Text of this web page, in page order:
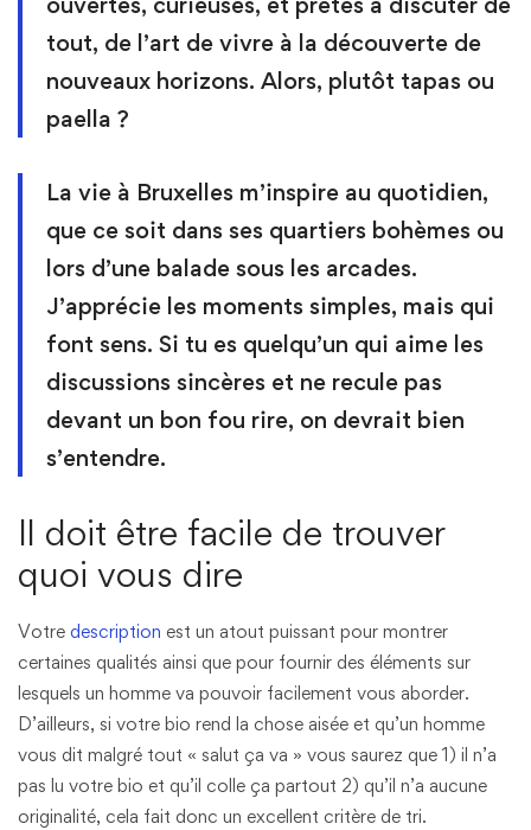
tout, de l’art de vivre à la découverte de
nouveaux horizons. Alors, plutôt tapas ou
paella ?
La vie à Bruxelles m’inspire au quotidien,
que ce soit dans ses quartiers bohèmes ou
lors d’une balade sous les arcades.
J’apprécie les moments simples, mais qui
font sens. Si tu es quelqu’un qui aime les
discussions sincères et ne recule pas
devant un bon fou rire, on devrait bien
s’entendre.
Il doit être facile de trouver
quoi vous dire
Votre description est un atout puissant pour montrer
certaines qualités ainsi que pour fournir des éléments sur
lesquels un homme va pouvoir facilement vous aborder.
D’ailleurs, si votre bio rend la chose aisée et qu’un homme
vous dit malgré tout « salut ça va » vous saurez que 1) il n’a
pas lu votre bio et qu’il colle ça partout 2) qu’il n’a aucune
originalité, cela fait donc un excellent critère de tri.